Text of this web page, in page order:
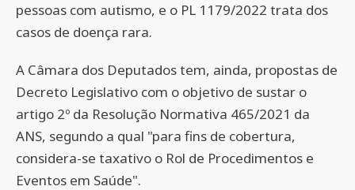
pessoas com autismo, e o PL 1179/2022 trata dos
casos de doença rara.
A Câmara dos Deputados tem, ainda, propostas de
Decreto Legislativo com o objetivo de sustar o
artigo 2º da Resolução Normativa 465/2021 da
ANS, segundo a qual "para fins de cobertura,
considera-se taxativo o Rol de Procedimentos e
Eventos em Saúde".